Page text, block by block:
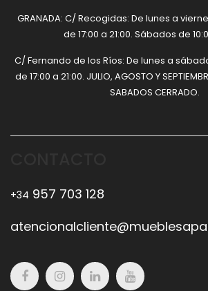
GRANADA: C/ Recogidas: De lunes a
de 17:00 a 21:00. Sábados de
C/ Fernando de los Ríos: De lunes a
de 17:00 a 21:00. JULIO, AGOSTO Y
SABADOS CERRADO.
+34 957 703 128